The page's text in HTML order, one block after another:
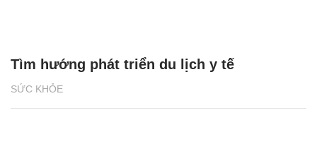
SỨC KHỎE
Tìm hướng phát triển du lịch y tế